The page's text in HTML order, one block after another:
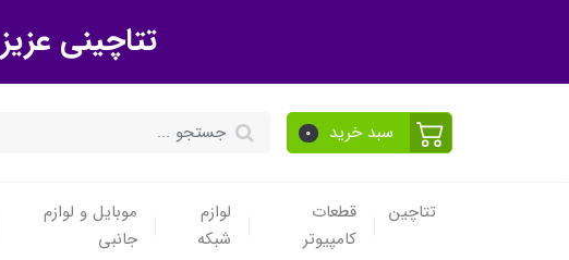
تتاچینی عزیز
سبد خرید 0
تتاچین
قطعات
کامپیوتر
لوازم
شبکه
موبایل و لوازم
جانبی